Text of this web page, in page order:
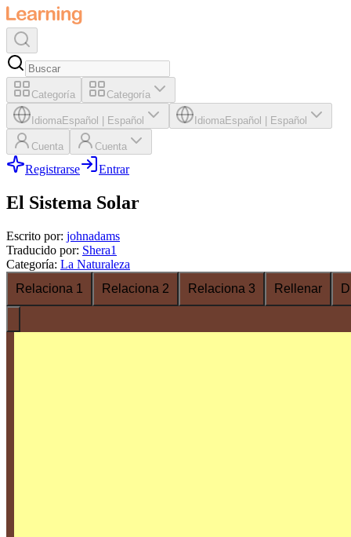
Categoría Categoría
IdiomaEspañol Español IdiomaEspañol Español
Cuenta Cuenta
Registrarse Entrar
El Sistema Solar
Escrito por: johnadams
Traducido por: Shera1
Categoría: La Naturaleza
Relaciona 1
Relaciona 2 Relaciona 3 Rellenar